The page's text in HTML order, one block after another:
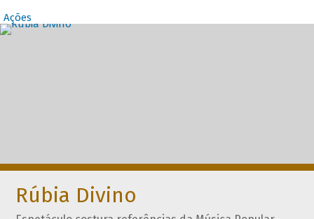
Ações
Destaques
Rúbia Divino